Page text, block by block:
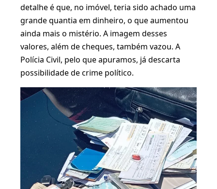
detalhe é que, no imóvel, teria sido achado uma
grande quantia em dinheiro, o que aumentou
ainda mais o mistério. A imagem desses
valores, além de cheques, também vazou. A
Polícia Civil, pelo que apuramos, já descarta
possibilidade de crime político.